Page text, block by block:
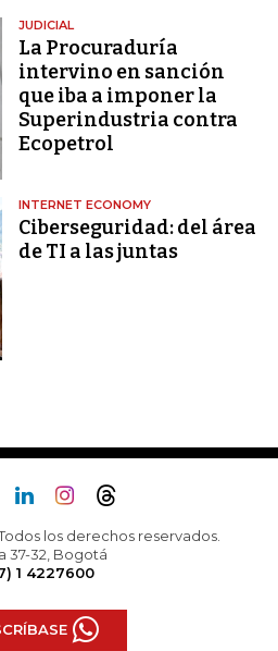
JUDICIAL
La Procuraduría
intervino en sanción
que iba a imponer la
Superindustria contra
Ecopetrol
INTERNET ECONOMY
Ciberseguridad: del área
de TI a las juntas
los derechos reservados.
37-32, Bogotá
1 4227600